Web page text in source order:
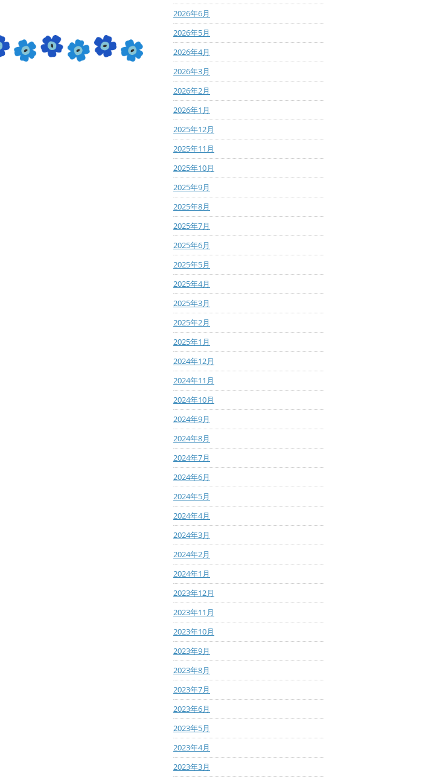
2026年6月
2026年5月
2026年4月
2026年3月
2026年2月
2026年1月
2025年12月
2025年11月
2025年10月
2025年9月
2025年8月
2025年7月
2025年6月
2025年5月
2025年4月
2025年3月
2025年2月
2025年1月
2024年12月
2024年11月
2024年10月
2024年9月
2024年8月
2024年7月
2024年6月
2024年5月
2024年4月
2024年3月
2024年2月
2024年1月
2023年12月
2023年11月
2023年10月
2023年9月
2023年8月
2023年7月
2023年6月
2023年5月
2023年4月
2023年3月